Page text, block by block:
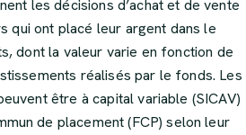
les décisions d’achat et de vente
qui ont placé leur argent dans le
dont la valeur varie en fonction de
réalisés par le fonds. Les
être à capital variable (SICAV)
de placement (FCP) selon leur